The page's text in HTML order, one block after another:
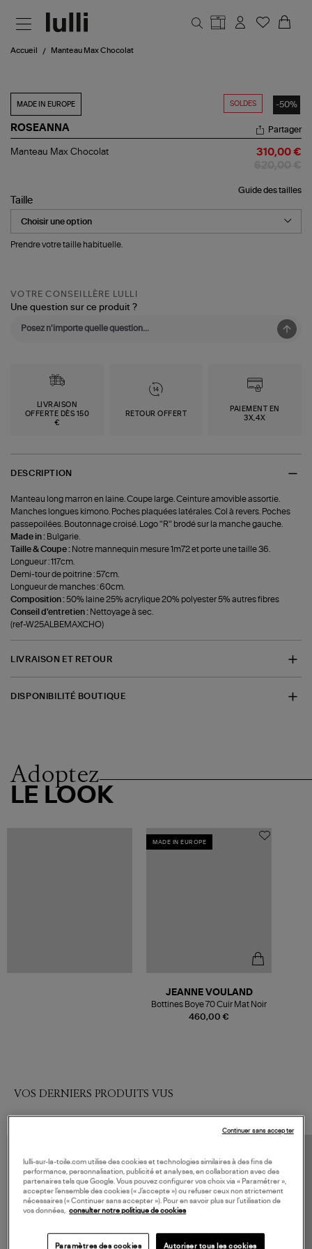
Accueil Manteau Max Chocolat
SOLDES -50%
MADE IN EUROPE
ROSEANNA
Manteau
Partager
Manteau Max Chocolat 310,00 €
Guide des tailles
Taille
Prendre votre taille habituelle.
VOTRE CONSEILLÈRE LULLI
Une question sur ce produit ?
LIVRAISON
OFFERTE DÈS 150
€
RETOUR OFFERT
PAIEMENT EN
3X,4X
DESCRIPTION
Manteau long marron en laine. Coupe large. Ceinture amovible assortie.
Manches longues kimono. Poches plaquées latérales. Col à revers. Poches
passepoilées. Boutonnage croisé. Logo "R" brodé sur la manche gauche.
Made in : Bulgarie.
Taille & Coupe : Notre mannequin mesure 1m72 et porte une taille 36.
Longueur : 117cm.
Demi-tour de poitrine : 57cm.
Longueur de manches : 60cm.
Composition :50% laine 25% acrylique 20% polyester 5% autres fibres
Conseil d'entretien : Nettoyage à sec.
(ref-W25ALBEMAXCHO)
LIVRAISON ET RETOUR
DISPONIBILITÉ BOUTIQUE
Adoptez
LE LOOK
MADE IN EUROPE
460,00 €
JEANNE VOULAND
Bottines Boye 70 Cuir Mat Noir
VOS DERNIERS PRODUITS VUS
lulli-sur-la-toile.com utilise des cookies et technologies similaires à des fins de
performance, personnalisation, publicité et analyses, en collaboration avec des
partenaires tels que Google. Vous pouvez configurer vos choix via « Paramétrer »,
accepter l’ensemble des cookies (« J’accepte ») ou refuser ceux non strictement
nécessaires (« Continuer sans accepter »). Pour en savoir plus sur l’utilisation de
vos données, consulter notre politique de cookies
Paramètres des cookies Autoriser tous les cookies
Continuer sans accepter